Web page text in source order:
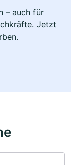
– auch für
Jetzt